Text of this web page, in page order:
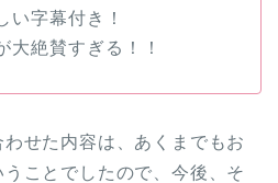
い字幕付き！
大絶賛すぎる！！
せた内容は、あくまでもお
ことでしたので、今後、そ